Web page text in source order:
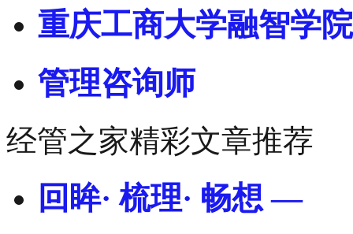
重庆工商大学融智学院
管理咨询师
经管之家精彩文章推荐
回眸· 梳理· 畅想 —